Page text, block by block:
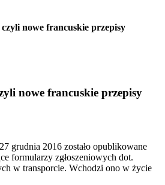
nowe francuskie przepisy
nowe francuskie przepisy
grudnia 2016 zostało opublikowane
formularzy zgłoszeniowych dot.
w transporcie. Wchodzi ono w życie